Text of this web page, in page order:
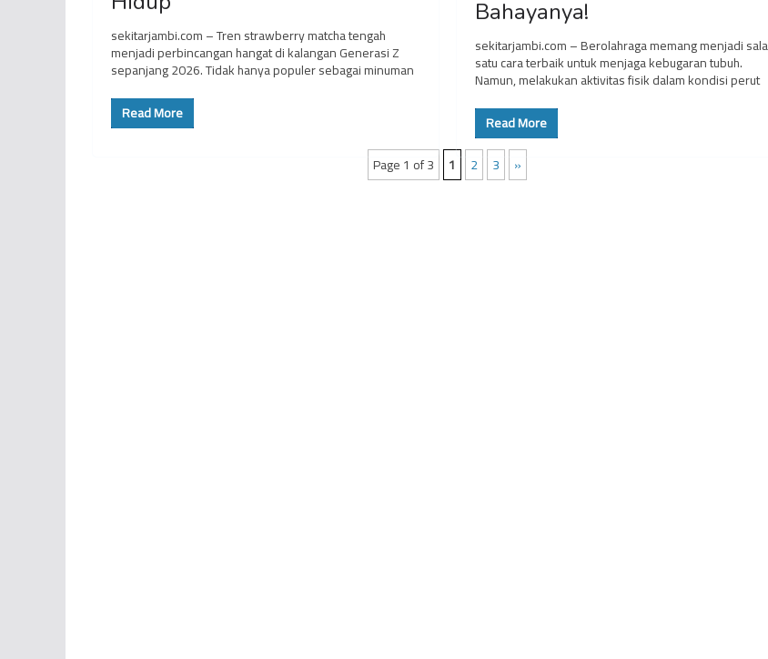
sekitarjambi.com – Tren strawberry matcha tengah
menjadi perbincangan hangat di kalangan Generasi Z
sepanjang 2026. Tidak hanya populer sebagai minuman
Read More
Bahayanya!
sekitarjambi.com – Berolahraga memang menjadi
satu cara terbaik untuk menjaga kebugaran tubuh.
Namun, melakukan aktivitas fisik dalam kondisi perut
Read More
Page 1 of 3
1 2 3 »